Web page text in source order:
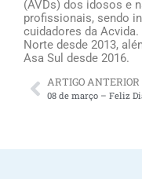
(AVDs) dos idosos e
profissionais, sendo
cuidadores da
Norte desde 2013,
Asa Sul desde 2016.
ARTIGO ANTERIOR